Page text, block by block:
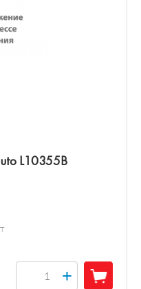
L10355B
+